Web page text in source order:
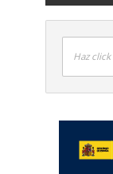
Haz